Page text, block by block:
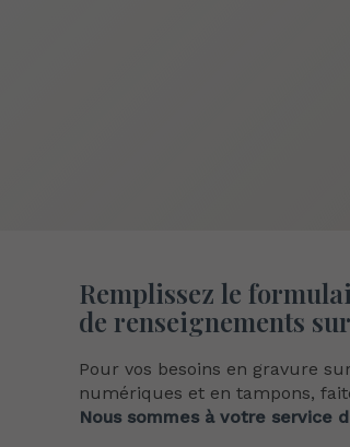
Remplissez le
de renseignements
Pour vos besoins en gravure
numériques et en tampons,
Nous sommes à votre service